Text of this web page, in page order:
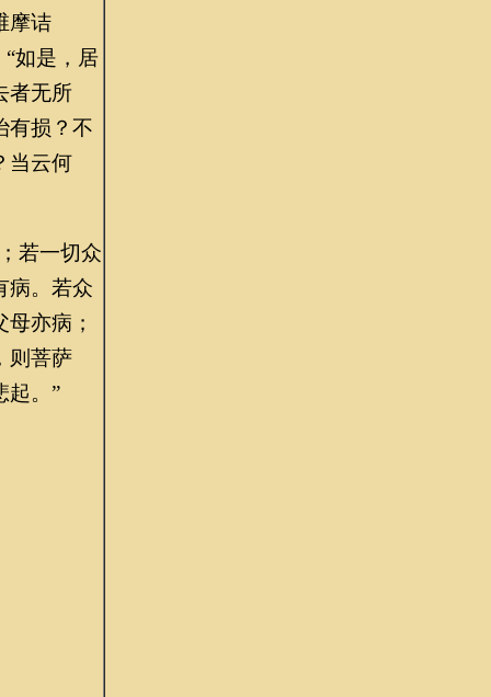
摩诘
如是，居
者无所
有损？不
当云何
若一切众
病。若众
亦病；
则菩萨
起。”